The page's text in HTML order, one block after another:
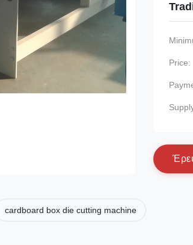
Price:
Έρε
cardboard box die cutting machine